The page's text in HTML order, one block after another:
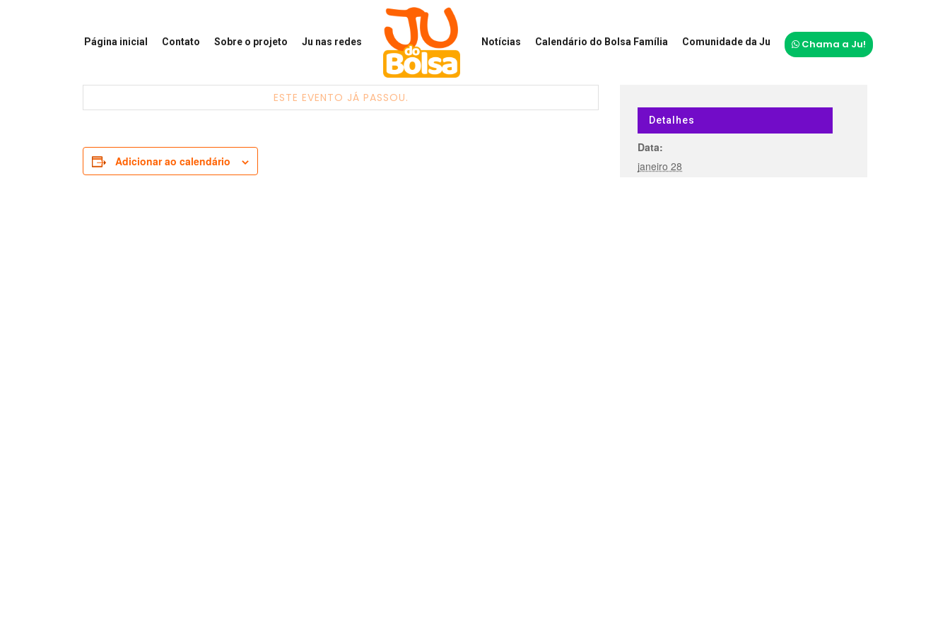
Página inicial Contato Sobre o projeto Ju nas redes Notícias Calendário do Bolsa Família Comunidade da Ju Chama a Ju!
ESTE EVENTO JÁ PASSOU.
Adicionar ao calendário
Detalhes
Data:
janeiro 28